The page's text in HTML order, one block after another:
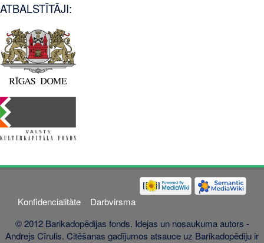
ATBALSTĪTĀJI:
Konfidencialitāte
Darbvirsma
© 2012 Barikadopēdijas fonds. Idejas un nosaukuma autors -
Andrejs Cīrulis. Citēšanas gadījumos atsauce uz Barikadopēdiju ir